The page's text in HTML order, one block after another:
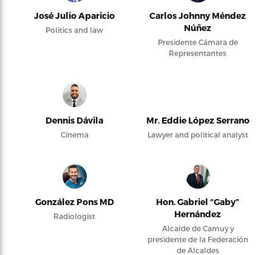
José Julio Aparicio
Politics and law
Carlos Johnny Méndez
Núñez
Presidente Cámara de
Representantes
Dennis Dávila
Cinema
Mr. Eddie López Serrano
Lawyer and political analyst
González Pons MD
Radiologist
Hon. Gabriel “Gaby”
Hernández
Alcalde de Camuy y
presidente de la Federación
de Alcaldes